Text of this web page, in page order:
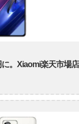
に。Xiaomi楽天市場店